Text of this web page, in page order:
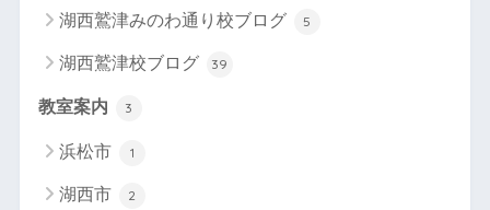
湖西鷲津みのわ通り校ブログ 5
湖西鷲津校ブログ 39
教室案内 3
浜松市 1
湖西市 2